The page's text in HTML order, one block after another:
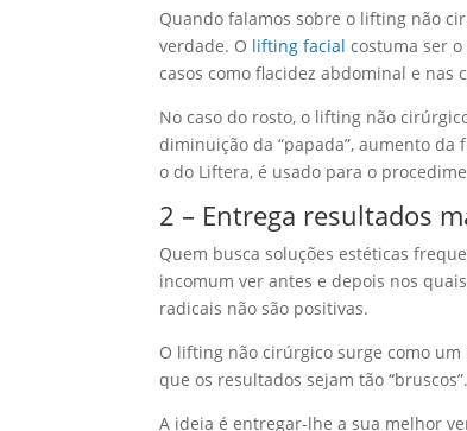
Quando falamos sobre o lifting não
verdade. O lifting facial costuma ser
casos como flacidez abdominal e nas
No caso do rosto, o lifting não
diminuição da “papada”, aumento
o do Liftera, é usado para o
2 – Entrega resultados
Quem busca soluções estéticas
incomum ver antes e depois nos
radicais não são positivas.
O lifting não cirúrgico surge como um
que os resultados sejam tão
A ideia é entregar-lhe a sua melhor